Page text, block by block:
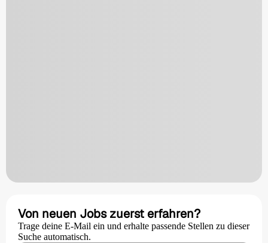
Von neuen Jobs zuerst erfahren?
Trage deine E-Mail ein und erhalte passende Stellen zu dieser
Suche automatisch.